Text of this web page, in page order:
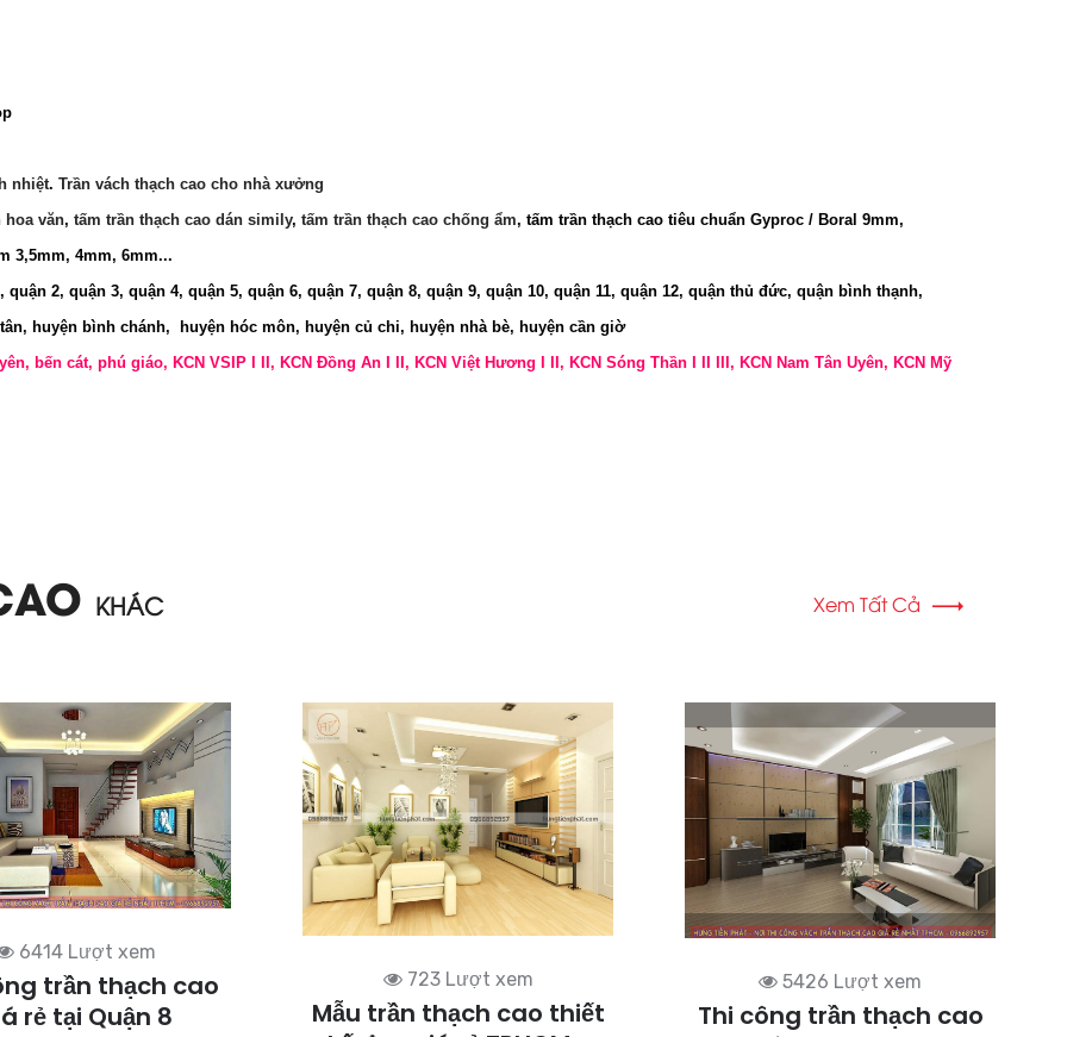
nhiệt. Trần vách thạch cao cho nhà xưởng
hoa văn, tấm trần thạch cao dán simily, tấm trần thạch cao chống ẩm, tấm trần thạch cao tiêu chuẩn Gyproc / Boral 9mm,
3,5mm, 4mm, 6mm...
2, quận 3, quận 4, quận 5, quận 6, quận 7, quận 8, quận 9, quận 10, quận 11, quận 12, quận thủ đức, quận bình thạnh,
huyện bình chánh, huyện hóc môn, huyện củ chi, huyện nhà bè, huyện cần giờ
bến cát, phú giáo, KCN VSIP I II, KCN Đồng An I II, KCN Việt Hương I II, KCN Sóng Thần I II III, KCN Nam Tân Uyên, KCN Mỹ
KHÁC Xem Tất Cả
6414 Lượt xem
trần thạch cao
rẻ tại Quận 8
723 Lượt xem
Mẫu trần thạch cao thiết
5426 Lượt xem
Thi công trần thạch cao